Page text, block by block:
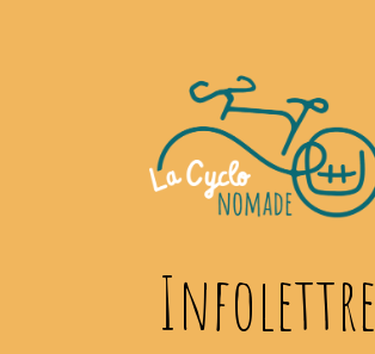
Infolettre